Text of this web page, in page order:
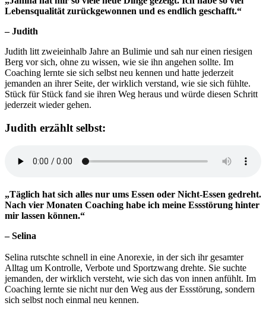
Lebensqualität zurückgewonnen und es endlich geschafft.“
– Judith
Judith litt zweieinhalb Jahre an Bulimie und sah nur einen riesigen
Berg vor sich, ohne zu wissen, wie sie ihn angehen sollte. Im
Coaching lernte sie sich selbst neu kennen und hatte jederzeit
jemanden an ihrer Seite, der wirklich verstand, wie sie sich fühlte.
Stück für Stück fand sie ihren Weg heraus und würde diesen Schritt
jederzeit wieder gehen.
Judith erzählt selbst:
„Täglich hat sich alles nur ums Essen oder Nicht-Essen gedreht.
Nach vier Monaten Coaching habe ich meine Essstörung hinter
mir lassen können.“
– Selina
Selina rutschte schnell in eine Anorexie, in der sich ihr gesamter
Alltag um Kontrolle, Verbote und Sportzwang drehte. Sie suchte
jemanden, der wirklich versteht, wie sich das von innen anfühlt. Im
Coaching lernte sie nicht nur den Weg aus der Essstörung, sondern
sich selbst noch einmal neu kennen.